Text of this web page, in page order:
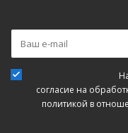
согласие на
политикой в